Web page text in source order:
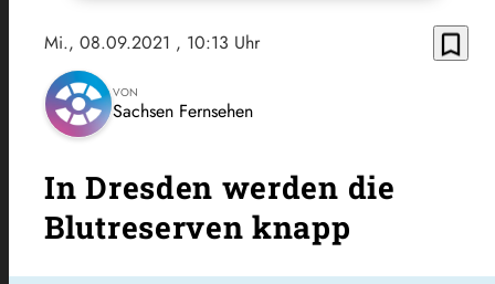
Mi., 08.09.2021 , 10:13 Uhr bookmark_border
VON
Sachsen Fernsehen
In Dresden werden die
Blutreserven knapp